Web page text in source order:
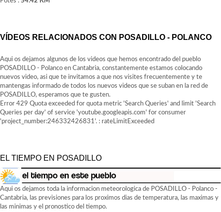
VÍDEOS RELACIONADOS CON POSADILLO - POLANCO
Aqui os dejamos algunos de los videos que hemos encontrado del pueblo
POSADILLO - Polanco en Cantabria, constantemente estamos colocando
nuevos video, asi que te invitamos a que nos visites frecuentemente y te
mantengas informado de todos los nuevos videos que se suban en la red de
POSADILLO, esperamos que te gusten.
Error 429 Quota exceeded for quota metric 'Search Queries' and limit 'Search
Queries per day' of service 'youtube.googleapis.com' for consumer
'project_number:246332426831'. : rateLimitExceeded
EL TIEMPO EN POSADILLO
Aqui os dejamos toda la informacion meteorologica de POSADILLO - Polanco -
Cantabria, las previsiones para los proximos dias de temperatura, las maximas y
las minimas y el pronostico del tiempo.